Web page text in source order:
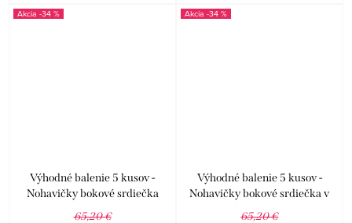
-34 %
Výhodné balenie 5 kusov -
Nohavičky bokové srdiečka
kolekcia Disco 19
65,20 €
-34 %
Výhodné balenie 5 kusov -
Nohavičky bokové srdiečka v
páse kolekcia Disco 19
65,20 €